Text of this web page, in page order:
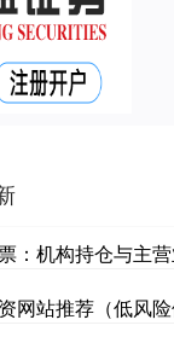
：机构持仓与主
网站推荐（低风险